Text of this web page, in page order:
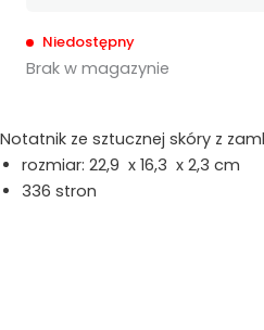
Niedostępny
Brak w magazynie
Notatnik ze sztucznej skóry z
rozmiar: 22,9 x 16,3 x 2,3 cm
336 stron